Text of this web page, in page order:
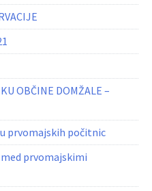
OBČINE DOMŽALE –
prvomajskih počitnic
prvomajskimi